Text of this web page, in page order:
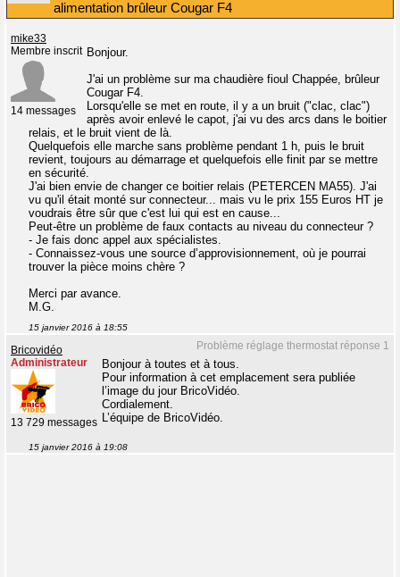
alimentation brûleur Cougar F4
mike33
Membre inscrit
14 messages
Bonjour.
J'ai un problème sur ma chaudière fioul Chappée, brûleur
Cougar F4.
Lorsqu'elle se met en route, il y a un bruit ("clac, clac")
après avoir enlevé le capot, j'ai vu des arcs dans le boitier
relais, et le bruit vient de là.
Quelquefois elle marche sans problème pendant 1 h, puis le bruit
revient, toujours au démarrage et quelquefois elle finit par se mettre
en sécurité.
J'ai bien envie de changer ce boitier relais (PETERCEN MA55). J'ai
vu qu'il était monté sur connecteur... mais vu le prix 155 Euros HT je
voudrais être sûr que c'est lui qui est en cause...
Peut-être un problème de faux contacts au niveau du connecteur ?
- Je fais donc appel aux spécialistes.
- Connaissez-vous une source d’approvisionnement, où je pourrai
trouver la pièce moins chère ?
Merci par avance.
M.G.
15 janvier 2016 à 18:55
Problème réglage thermostat réponse 1
Bricovidéo
Administrateur
13 729 messages
Bonjour à toutes et à tous.
Pour information à cet emplacement sera publiée
l’image du jour BricoVidéo.
Cordialement.
L’équipe de BricoVidéo.
15 janvier 2016 à 19:08